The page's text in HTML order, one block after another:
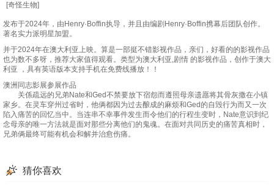
[奇怪生物]
发布于2024年，由Henry·Boffin执导，并且由编剧Henry·Boffin携幕后团队创作。
著名实力派明星加盟。
并于2024年在澳大利亚上映。算是一部挺不错影视作品，亲们，好看的的影视作品
也为数不多呀，推荐大家值得观看。类型为澳大利亚,剧情 的影视作品，创作于澳大
利亚 ，具有英语版本支持手机在免费线播放！！
澳洲同志影展参展作品
关係疏远的兄弟Nate和Ged不禁要放下宿怨而遵照母亲遗愿将其骨灰撒在小镇
家乡。在灵车穿州过省时，他俩都因为过去酿成的麻烦和Ged的自毁行为而又一次
陷入痛苦的回忆当中。当连串不幸事件发生而令他们的行程生变时，Nate意识到纪
念母亲的唯一方法就是面对那些分离他们的鬼魂。在面对共同历史的痛苦真相时，
兄弟俩最终可能有机会和解并治愈伤痛。
猜你喜欢